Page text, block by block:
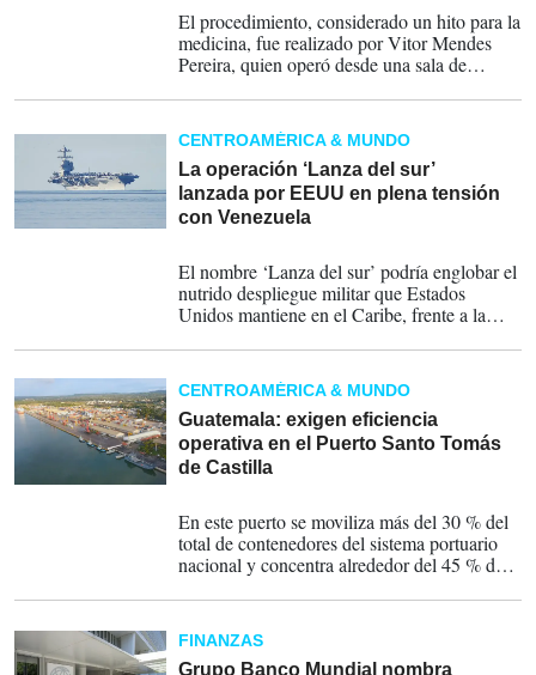
El procedimiento, considerado un hito para la
medicina, fue realizado por Vitor Mendes
Pereira, quien operó desde una sala de
200 kilómetros (120 millas) del paciente.
CENTROAMÉRICA & MUNDO
La operación ‘Lanza del sur’
lanzada por EEUU en plena tensión
con Venezuela
El nombre ‘Lanza del sur’ podría englobar el
nutrido despliegue militar que Estados
Unidos mantiene en el Caribe, frente a la
CENTROAMÉRICA & MUNDO
Guatemala: exigen eficiencia
operativa en el Puerto Santo Tomás
de Castilla
En este puerto se moviliza más del 30 % del
total de contenedores del sistema portuario
nacional y concentra alrededor del 45 % del
FINANZAS
Grupo Banco Mundial nombra